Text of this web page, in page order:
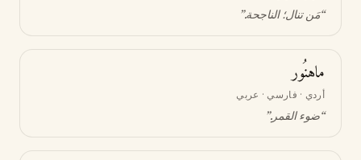
“مَن تنال؛ الناجحة.”
ماهنُور
أردي · فارسي · عربي
“ضوء القمر.”